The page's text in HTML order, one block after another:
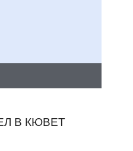
В КЮВЕТ